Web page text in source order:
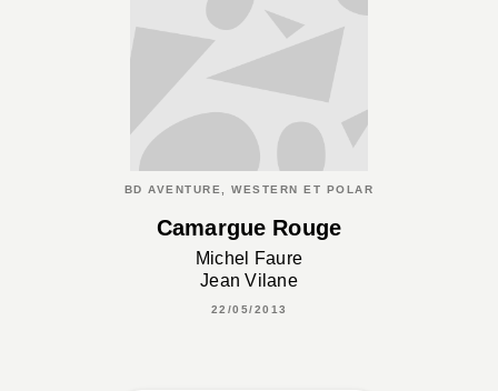
BD AVENTURE, WESTERN ET POLAR
Camargue Rouge
Michel Faure
Jean Vilane
22/05/2013